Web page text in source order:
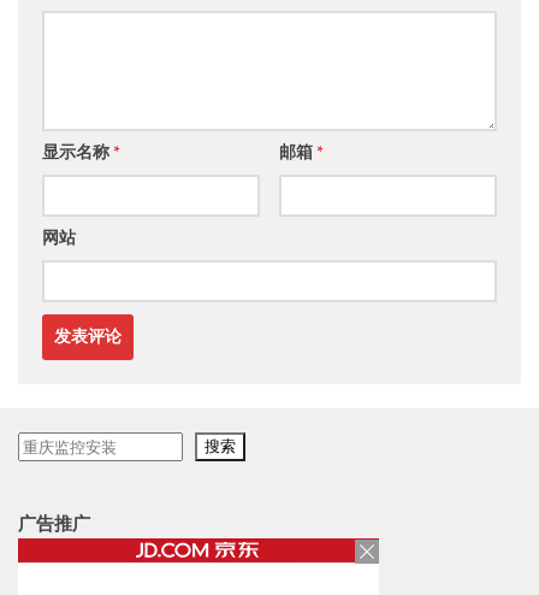
显示名称* 邮箱*
网站
搜
搜索
广告推广